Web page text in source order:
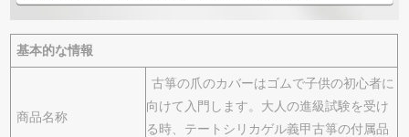
基本的な情報
商品名称
古箏の爪のカバーはゴムで子供の初心者に
向けて入門します。大人の進級試験を受け
る時、テートシリカゲル義甲古箏の付属品